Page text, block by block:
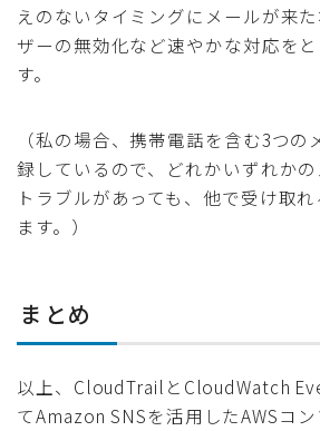
えのないタイミングにメールが来
ザーの無効化など速やかな対応を
す。
（私の場合、携帯電話を含む3つ
録しているので、どれかいずれか
トラブルがあっても、他で受け取
ます。）
まとめ
以上、CloudTrailとCloudWatch
てAmazon SNSを活用したAWSコ